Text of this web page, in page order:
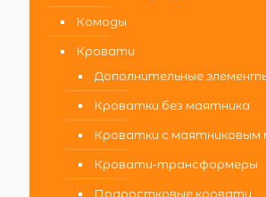
Комоды
Кровати
Дополнительные
Кроватки без маятника
Кроватки с маятниковым
Кровати-трансформеры
Подростковые кровати